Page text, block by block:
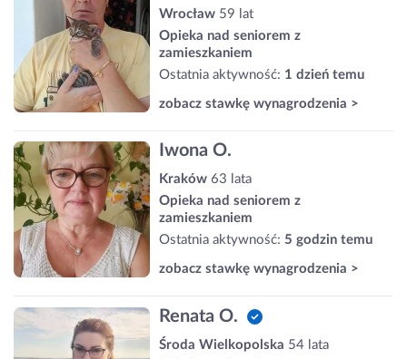
Wrocław 59 lat
Opieka nad seniorem z
zamieszkaniem
Ostatnia aktywność: 1 dzień temu
zobacz stawkę wynagrodzenia >
Iwona O.
Kraków 63 lata
Opieka nad seniorem z
zamieszkaniem
Ostatnia aktywność: 5 godzin temu
zobacz stawkę wynagrodzenia >
Renata O.
Środa Wielkopolska 54 lata